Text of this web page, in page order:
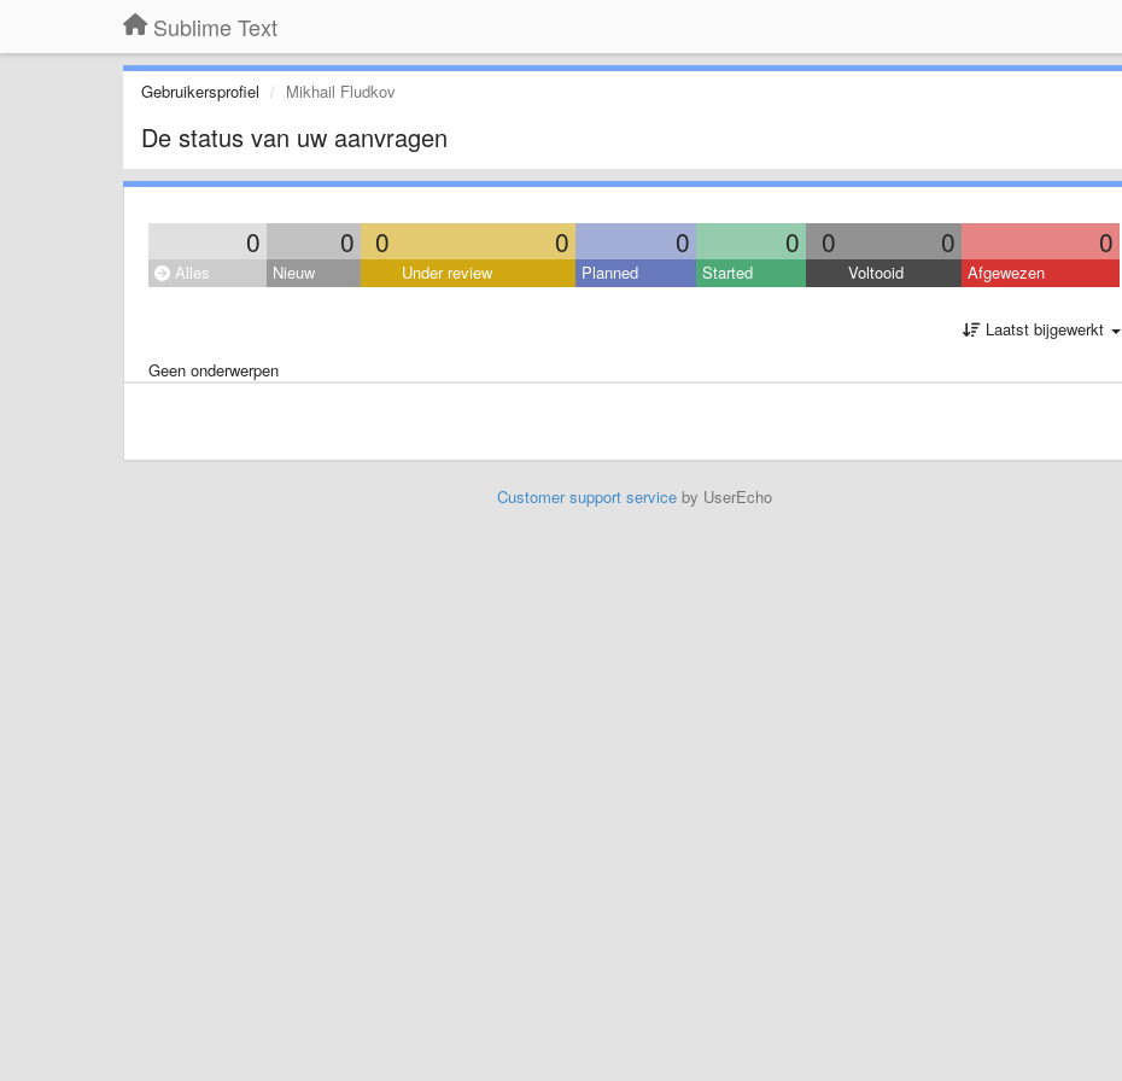
Sublime Text
Gebruikersprofiel Mikhail Fludkov
De status van uw aanvragen
0 0 0 0 0 0 0 0 0
Alles Nieuw Under review Planned Started Voltooid Afgewezen
Laatst bijgewerkt
Geen onderwerpen
Customer support serviceby UserEcho